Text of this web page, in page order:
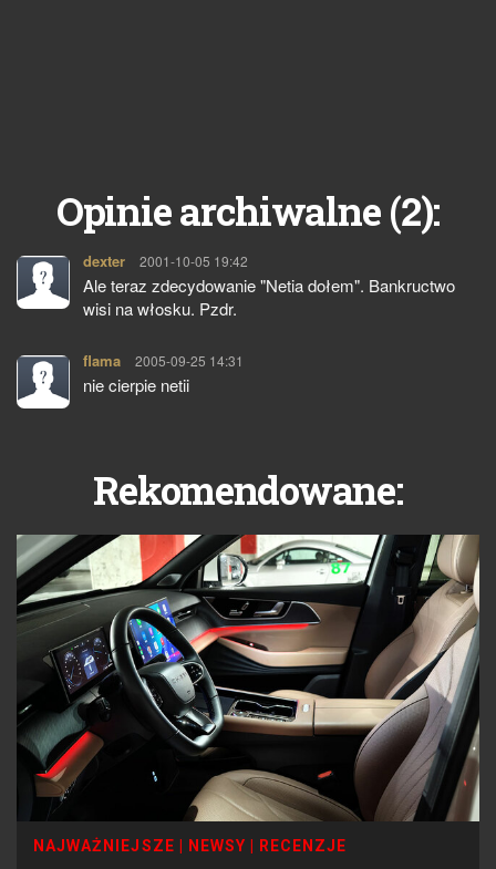
Opinie archiwalne (2):
dexter pisze:
2001-10-05 19:42
Ale teraz zdecydowanie "Netia dołem". Bankructwo
wisi na włosku. Pzdr.
flama pisze:
2005-09-25 14:31
nie cierpie netii
Rekomendowane:
NAJWAŻNIEJSZE NEWSY
RECENZJE